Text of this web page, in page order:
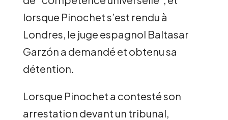
lorsque Pinochet s’est rendu à
Londres, le juge espagnol Baltasar
Garzón a demandé et obtenu sa
détention.
Lorsque Pinochet a contesté son
arrestation devant un tribunal,